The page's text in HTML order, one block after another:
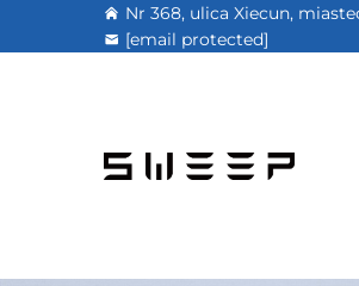
Nr 368, ulica Xiecun,
[email protected]